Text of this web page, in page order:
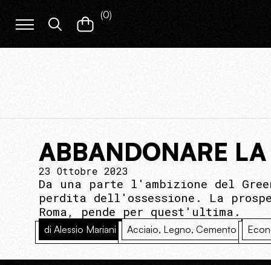
(0)
ABBANDONARE
23 Ottobre 2023
Da una parte l'ambizione del
perdita dell'ossessione. La
Roma, pende per quest'ultima.
di Alessio Mariani Acciaio, Legno, Cemento